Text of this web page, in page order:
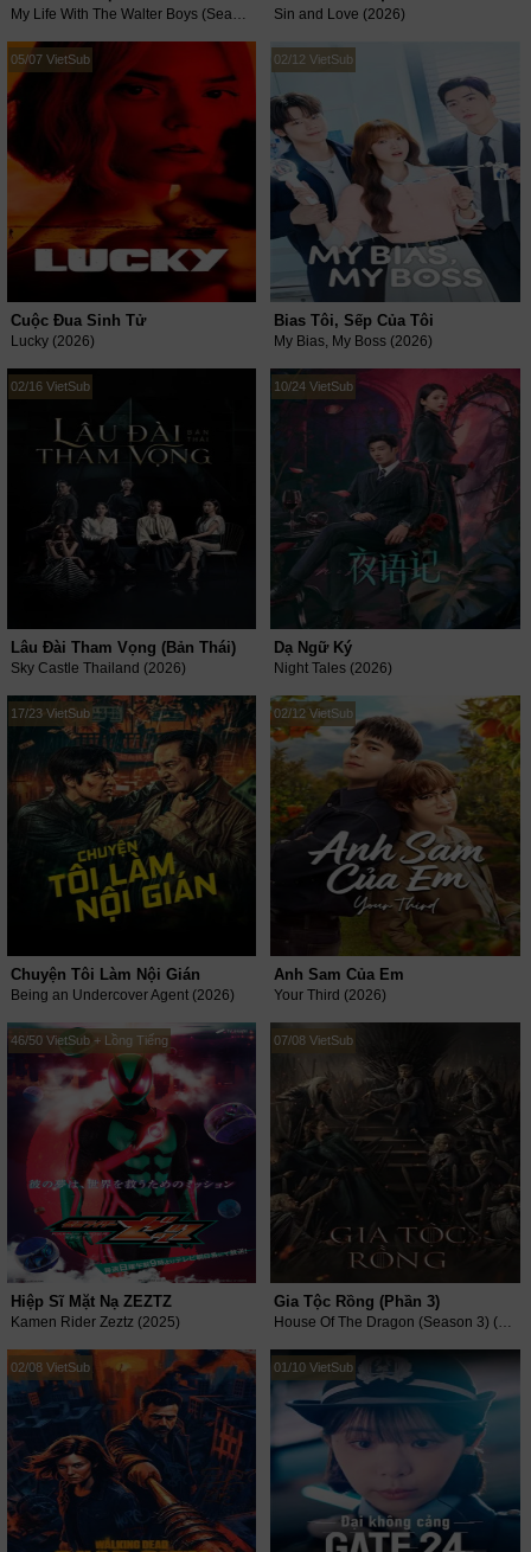
My Life With The Walter Boys (Season 3) (2026) Sin and Love (2026)
05/07 VietSub
Cuộc Đua Sinh Tử
Lucky (2026)
02/12 VietSub
Bias Tôi, Sếp Của Tôi
My Bias, My Boss (2026)
02/16 VietSub
Lâu Đài Tham Vọng (Bản Thái)
Sky Castle Thailand (2026)
10/24 VietSub
Dạ Ngữ Ký
Night Tales (2026)
17/23 VietSub
Chuyện Tôi Làm Nội Gián
Being an Undercover Agent (2026)
02/12 VietSub
Anh Sam Của Em
Your Third (2026)
46/50 VietSub + Lồng Tiếng
Hiệp Sĩ Mặt Nạ ZEZTZ
Kamen Rider Zeztz (2025)
07/08 VietSub
Gia Tộc Rồng (Phần 3)
House Of The Dragon (Season 3) (2026)
02/08 VietSub 01/10 VietSub